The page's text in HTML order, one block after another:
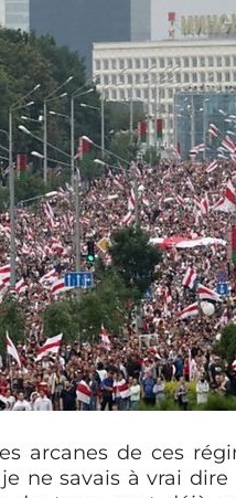
arcanes de ces
ne savais à vrai